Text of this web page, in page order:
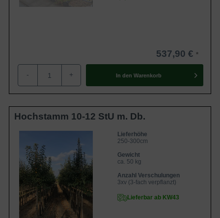
537,90 €
- + In den Warenkorb
Hochstamm 10-12 StU m. Db.
Lieferhöhe
250-300cm
Gewicht
ca. 50 kg
Anzahl Verschulungen
3xv (3-fach verpflanzt)
Lieferbar ab KW43